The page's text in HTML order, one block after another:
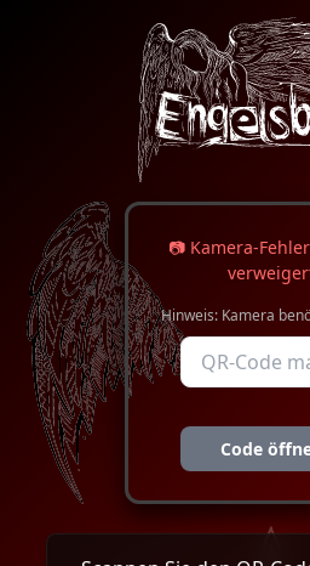
📷 Kamera-
Hinweis: Kamera
Code